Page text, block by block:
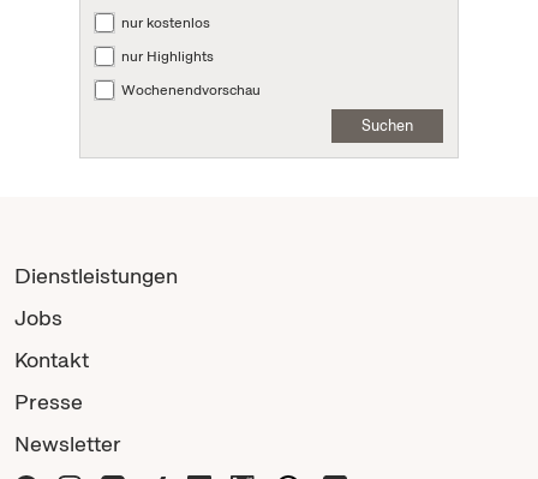
nur kostenlos
nur Highlights
Wochenendvorschau
Suchen
Dienstleistungen
Jobs
Kontakt
Presse
Newsletter